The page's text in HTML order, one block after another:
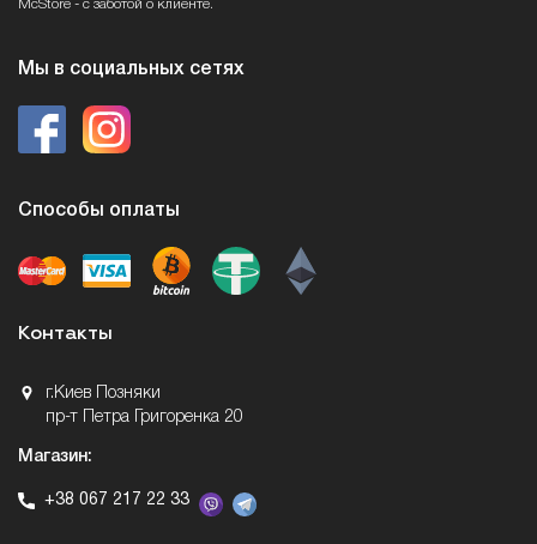
McStore - с заботой о клиенте.
Мы в социальных сетях
Способы оплаты
Контакты
г.Киев Позняки
пр-т Петра Григоренка 20
Магазин:
+38 067 217 22 33